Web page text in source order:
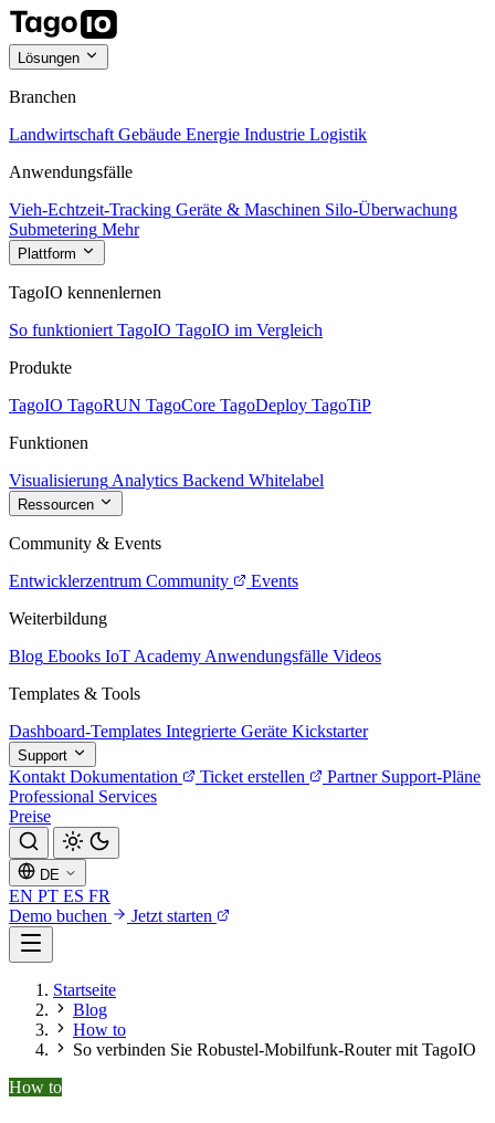
Lösungen
Branchen
Landwirtschaft Gebäude Energie Industrie Logistik
Anwendungsfälle
Vieh-Echtzeit-Tracking Geräte & Maschinen Silo-Überwachung
Submetering Mehr
Plattform
TagoIO kennenlernen
So funktioniert TagoIO TagoIO im Vergleich
Produkte
TagoIO TagoRUN TagoCore TagoDeploy TagoTiP
Funktionen
Visualisierung Analytics Backend Whitelabel
Ressourcen
Community & Events
Entwicklerzentrum Community
Events
Weiterbildung
Blog Ebooks IoT Academy Anwendungsfälle Videos
Templates & Tools
Dashboard-Templates Integrierte Geräte Kickstarter
Support
Kontakt Dokumentation Ticket erstellen Partner Support-Pläne
Professional Services
Preise
DE
EN PT ES FR
Demo buchen
Jetzt starten
Startseite
Blog
How to
So verbinden Sie Robustel-Mobilfunk-Router mit TagoIO
How to